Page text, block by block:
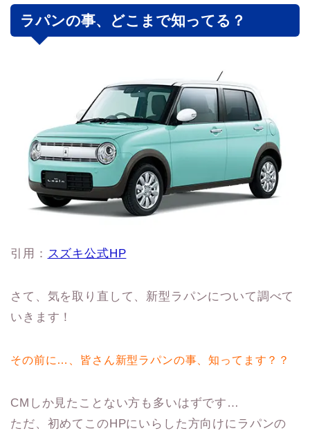
ラパンの事、どこまで知ってる？
引用： スズキ公式HP
さて、気を取り直して、新型ラパンについて調べて
いきます！
その前に…、皆さん新型ラパンの事、知ってます？？
CMしか見たことない方も多いはずです…
ただ、初めてこのHPにいらした方向けにラパンの